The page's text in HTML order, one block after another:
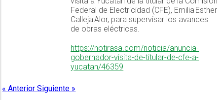
Federal de Electricidad (CFE), Emilia Esther
Calleja Alor, para supervisar los avances
de obras eléctricas.
https://notirasa.com/noticia/anuncia-
gobernador-visita-de-titular-de-cfe-a-
yucatan/46359
« AnteriorSiguiente »